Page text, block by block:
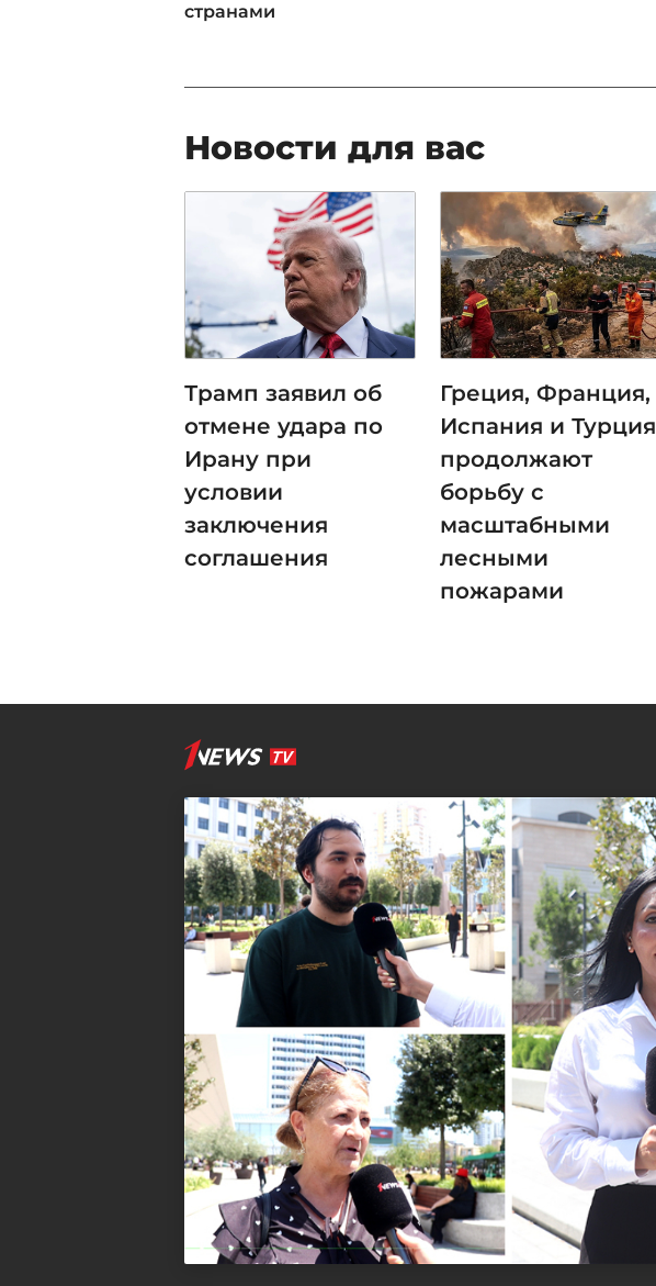
странами
Новости для вас
Трамп заявил об
отмене удара по
Ирану при
условии
заключения
соглашения
Греция, Франция,
Испания и Турция
продолжают
борьбу с
масштабными
лесными
пожарами